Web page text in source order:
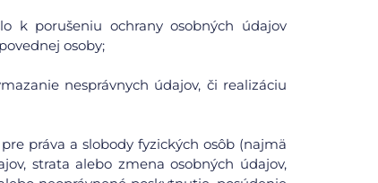
k porušeniu ochrany osobných údajov
osoby;
nesprávnych údajov, či realizáciu
práva a slobody fyzických osôb (najmä
strata alebo zmena osobných údajov,